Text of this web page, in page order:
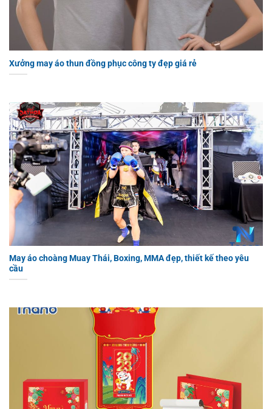
Xưởng may áo thun đồng phục công ty đẹp giá rẻ
May áo choàng Muay Thái, Boxing, MMA đẹp, thiết kế theo yêu
cầu